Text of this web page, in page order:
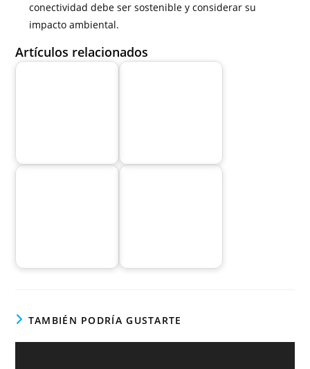
conectividad debe ser sostenible y considerar su
impacto ambiental.
Artículos relacionados
TAMBIÉN PODRÍA GUSTARTE